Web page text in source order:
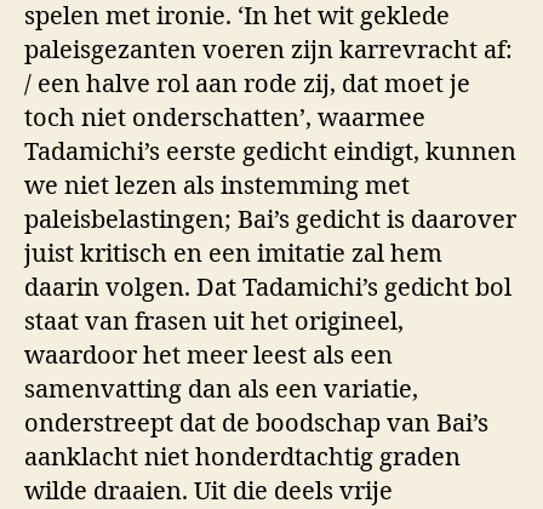
spelen met ironie. ‘In het wit geklede
paleisgezanten voeren zijn karrevracht af:
/ een halve rol aan rode zij, dat moet je
toch niet onderschatten’, waarmee
Tadamichi’s eerste gedicht eindigt, kunnen
we niet lezen als instemming met
paleisbelastingen; Bai’s gedicht is daarover
juist kritisch en een imitatie zal hem
daarin volgen. Dat Tadamichi’s gedicht bol
staat van frasen uit het origineel,
waardoor het meer leest als een
samenvatting dan als een variatie,
onderstreept dat de boodschap van Bai’s
aanklacht niet honderdtachtig graden
wilde draaien. Uit die deels vrije